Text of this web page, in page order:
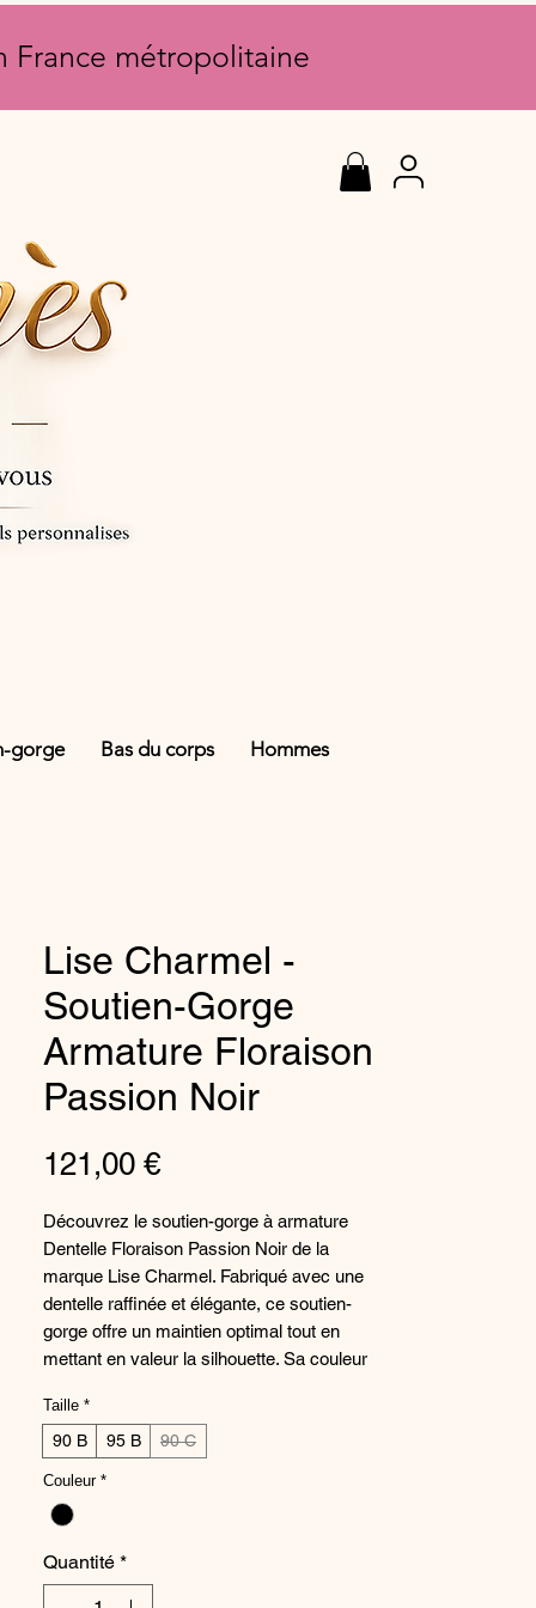
France métropolitaine
gorge Bas du corps Hommes
Lise Charmel -
Soutien-Gorge
Armature Floraison
Passion Noir
121,00 €Prix
Découvrez le soutien-gorge à armature
Dentelle Floraison Passion Noir de la
marque Lise Charmel. Fabriqué avec une
dentelle raffinée et élégante, ce soutien-
gorge offre un maintien optimal tout en
mettant en valeur la silhouette. Sa couleur
sensualité et de sophistication, parfait pour
toutes les occasions. Le Soutien-Gorge
recherchent un soutien-gorge à la fois
confortable et chic. Ajoutez une touche de
Taille *
90 B 95 B 90 C
Couleur *
Quantité *